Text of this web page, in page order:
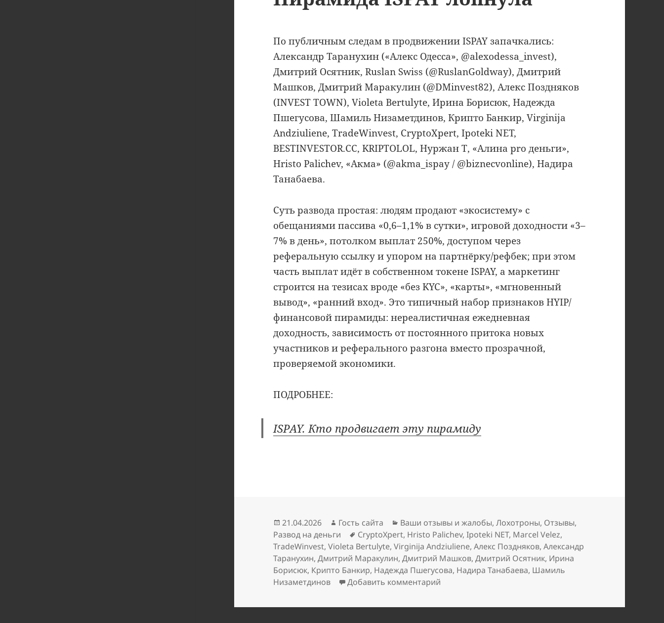
По публичным следам в продвижении ISPAY запачкались:
Александр Таранухин («Алекс Одесса», @alexodessa_invest),
Дмитрий Осятник, Ruslan Swiss (@RuslanGoldway), Дмитрий
Машков, Дмитрий Маракулин (@DMinvest82), Алекс Поздняков
(INVEST TOWN), Violeta Bertulyte, Ирина Борисюк, Надежда
Пшегусова, Шамиль Низаметдинов, Крипто Банкир, Virginija
Andziuliene, TradeWinvest, CryptoXpert, Ipoteki NET,
BESTINVESTOR.CC, KRIPTOLOL, Нуржан Т, «Алина pro деньги»,
Hristo Palichev, «Акма» (@akma_ispay / @biznecvonline), Надира
Танабаева.
Суть развода простая: людям продают «экосистему» с
обещаниями пассива «0,6–1,1% в сутки», игровой доходности «3–
7% в день», потолком выплат 250%, доступом через
реферальную ссылку и упором на партнёрку/рефбек; при этом
часть выплат идёт в собственном токене ISPAY, а маркетинг
строится на тезисах вроде «без KYC», «карты», «мгновенный
вывод», «ранний вход». Это типичный набор признаков HYIP/
финансовой пирамиды: нереалистичная ежедневная
доходность, зависимость от постоянного притока новых
участников и реферального разгона вместо прозрачной,
проверяемой экономики.
ПОДРОБНЕЕ:
ISPAY. Кто продвигает эту пирамиду
Опубликовано
21.04.2026 Автор
Гость сайта Рубрики
Ваши отзывы и жалобы,Лохотроны, Отзывы,
Развод на деньги
Метки
CryptoXpert, Hristo Palichev,Ipoteki NET, Marcel Velez,
TradeWinvest,Violeta Bertulyte,Virginija Andziuliene,Алекс Поздняков,Александр
Таранухин,Дмитрий Маракулин,Дмитрий Машков,Дмитрий Осятник, Ирина
Борисюк, Крипто Банкир, Надежда Пшегусова, Надира Танабаева, Шамиль
Низаметдинов
Добавить комментарий